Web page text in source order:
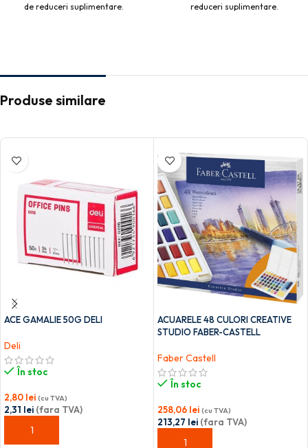
de reduceri suplimentare.
reduceri suplimentare.
Produse similare
ACE GAMALIE 50G DELI
Deli
În stoc
2,80 lei (cu TVA)
2,31 lei (fara TVA)
ADAUGĂ ÎN COȘ
ACUARELE 48 CULORI CREATIVE
STUDIO FABER-CASTELL
Faber Castell
În stoc
258,06 lei (cu TVA)
213,27 lei (fara TVA)
ADAUGĂ ÎN COȘ